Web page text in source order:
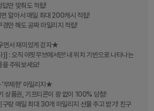
답만 맞춰도 적립!
알아서 매일 최대 200캐시 적립!
경만 해도 공짜 마일리지 적립!
면서 재미있게 걷자★
)] : 오직 야핏무브에서만! 내 위치 기반으로 나타나는
주워보세요!
무제한’ 마일리지★
상품권, 기프티콘이 꽝 없이 100% 당첨!
구랑 매일 최대 30개 마일리지 선물 주고 받기! 친구